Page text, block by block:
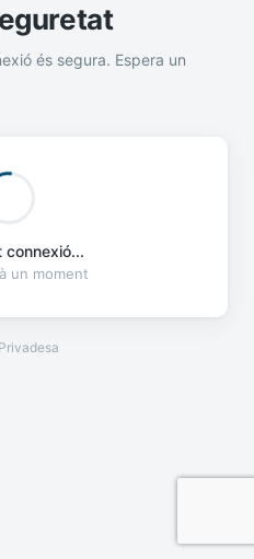
és segura. Espera un
connexió...
un moment
Privadesa